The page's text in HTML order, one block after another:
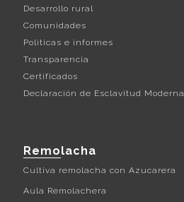
Desarrollo rural
Comunidades
Políticas e informes
Transparencia
Certificados
Declaración de Esclavitud Moderna
Remolacha
Cultiva remolacha con Azucarera
Aula Remolachera